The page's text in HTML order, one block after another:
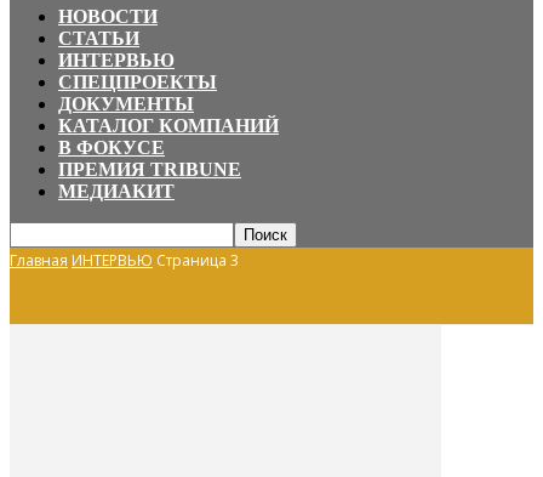
НОВОСТИ
СТАТЬИ
ИНТЕРВЬЮ
СПЕЦПРОЕКТЫ
ДОКУМЕНТЫ
КАТАЛОГ КОМПАНИЙ
В ФОКУСЕ
ПРЕМИЯ TRIBUNE
МЕДИАКИТ
Главная ИНТЕРВЬЮ Страница 3